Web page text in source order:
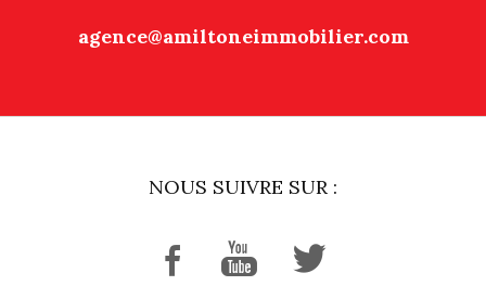
agence@amiltoneimmobilier.com
NOUS SUIVRE SUR :